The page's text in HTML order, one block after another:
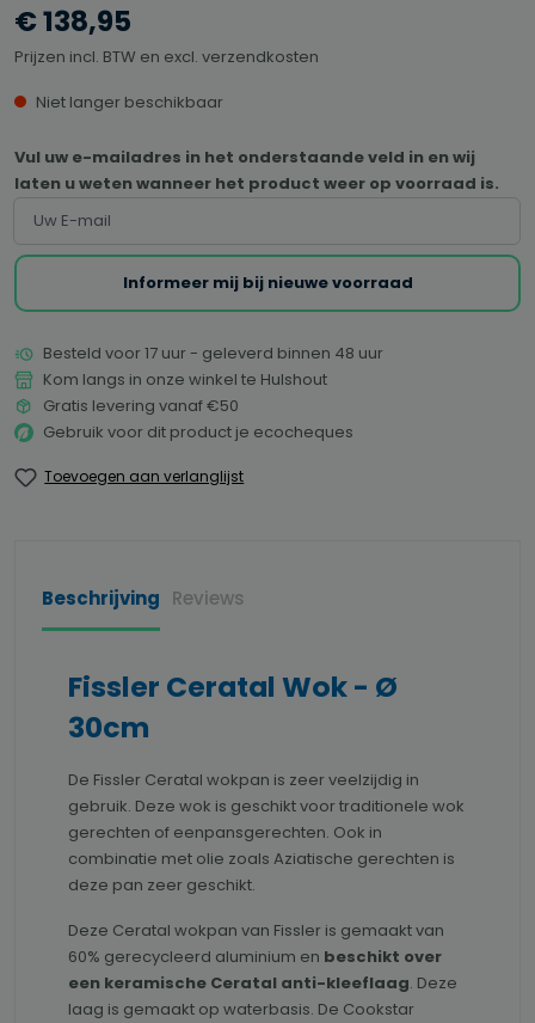
€ 138,95
Prijzen incl. BTW en excl. verzendkosten
Niet langer beschikbaar
Vul uw e-mailadres in het onderstaande veld in en wij
laten u weten wanneer het product weer op voorraad is.
Informeer mij bij nieuwe voorraad
Besteld voor 17 uur - geleverd binnen 48 uur
Kom langs in onze winkel te Hulshout
Gratis levering vanaf €50
Gebruik voor dit product je ecocheques
Toevoegen aan verlanglijst
Beschrijving Reviews
Fissler Ceratal Wok - Ø
30cm
De Fissler Ceratal wokpan is zeer veelzijdig in
gebruik. Deze wok is geschikt voor traditionele wok
gerechten of eenpansgerechten. Ook in
combinatie met olie zoals Aziatische gerechten is
deze pan zeer geschikt.
Deze Ceratal wokpan van Fissler is gemaakt van
60% gerecycleerd aluminium en beschikt over
een keramische Ceratal anti-kleeflaag. Deze
laag is gemaakt op waterbasis. De Cookstar